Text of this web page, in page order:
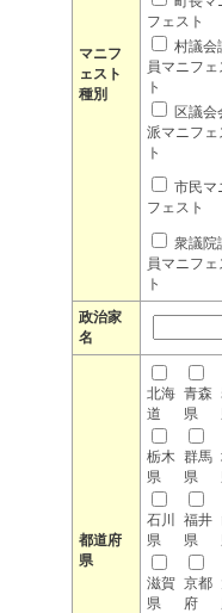
マニフ
ェスト
種別
フェスト
村議会
員マニフェ
ト
区議会
派マニフェ
ト
市民マ
フェスト
衆議院
員マニフェ
ト
政治家
名
都道府
県
北海
道
青森
県
栃木
県
群馬
県
石川
県
福井
県
滋賀
県
京都
府